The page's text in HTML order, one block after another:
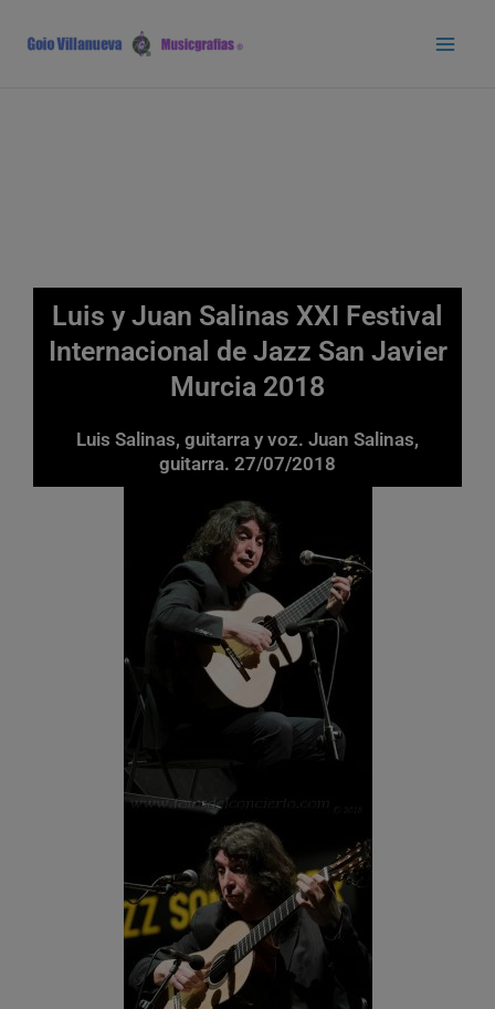
contenido
Luis y Juan Salinas XXI Festival
Internacional de Jazz San Javier
Murcia 2018
Luis Salinas, guitarra y voz. Juan Salinas,
guitarra. 27/07/2018